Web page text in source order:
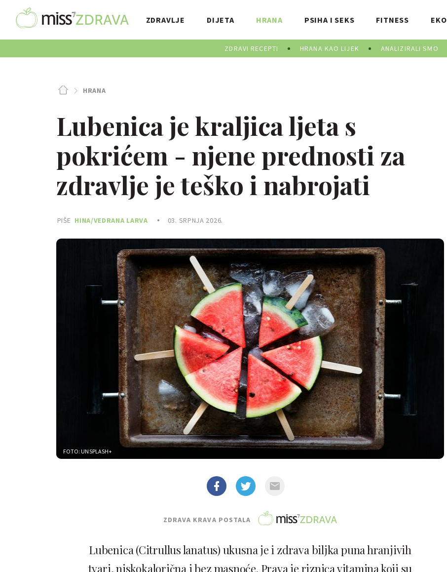
ZDRAVLJE DIJETA HRANA
ZDRAVI RECEPTI HRANA KAO LIJEK ANALIZIRALI SMO
PSIHA I SEKS FITNESS EKO
HRANA
Lubenica je kraljica ljeta s
pokrićem - njene prednosti za
zdravlje je teško i nabrojati
PIŠE HINA/VEDRANA LARVA 03. SRPNJA 2026.
FOTO: UNSPLASH+
ZDRAVA KRAVA POSTALA
Lubenica (Citrullus lanatus) ukusna je i zdrava biljka puna hranjivih
tvari, niskokalorična i bez masnoće. Prava je riznica vitamina koji su